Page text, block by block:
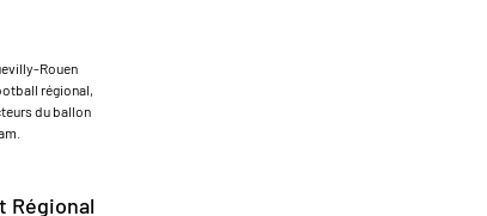
Rouen
régional,
du ballon
Régional